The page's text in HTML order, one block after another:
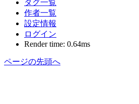
タグ一覧
作者一覧
設定情報
ログイン
Render time: 0.64ms
ページの先頭へ